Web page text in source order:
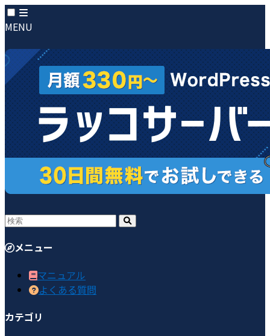
MENU
メニュー
マニュアル
よくある質問
カテゴリ